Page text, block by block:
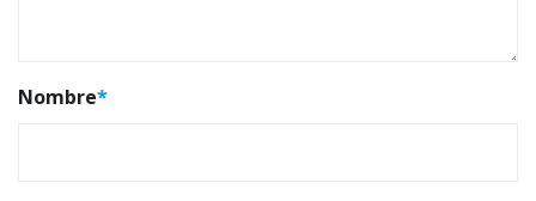
Nombre*